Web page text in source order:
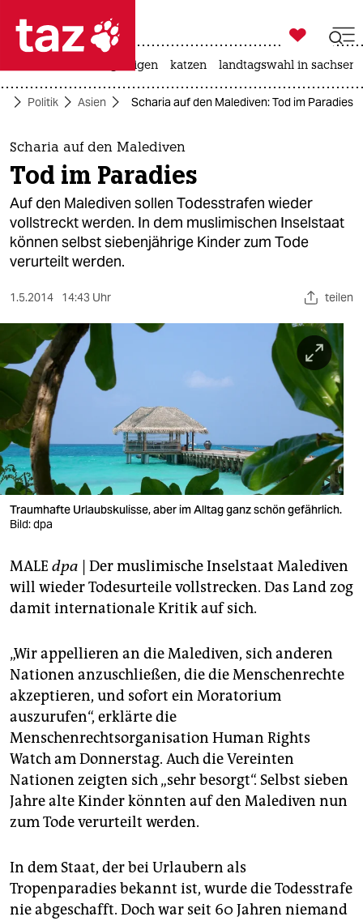
 taz zahl ich
taz zahl ich
themen
politik
öko
gesellschaft
kultur
sport
berlin
nord
wahrheit
verlag
verlag
shop
fragen & hilfe
abo
genossenschaft
epaper login

taz zahl ich
bergsteigen katzen landtagswahl in
Politik Asien Scharia auf den Malediven: Tod im Paradies
Scharia auf den Malediven
Tod im Paradies
Auf den Malediven sollen Todesstrafen wieder
vollstreckt werden. In dem muslimischen Inselstaat
können selbst siebenjährige Kinder zum Tode
verurteilt werden.
1.5.2014 14:43 Uhr teilen
Traumhafte Urlaubskulisse, aber im Alltag ganz schön gefährlich.
Bild: dpa
MALE dpa | Der muslimische Inselstaat Malediven
will wieder Todesurteile vollstrecken. Das Land zog
damit internationale Kritik auf sich.
„Wir appellieren an die Malediven, sich anderen
Nationen anzuschließen, die die Menschenrechte
akzeptieren, und sofort ein Moratorium
auszurufen“, erklärte die
Menschenrechtsorganisation Human Rights
Watch am Donnerstag. Auch die Vereinten
Nationen zeigten sich „sehr besorgt“. Selbst sieben
Jahre alte Kinder könnten auf den Malediven nun
zum Tode verurteilt werden.
In dem Staat, der bei Urlaubern als
Tropenparadies bekannt ist, wurde die Todesstrafe
nie abgeschafft. Doch war seit 60 Jahren niemand